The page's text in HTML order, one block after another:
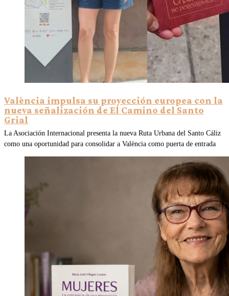
València impulsa su proyección europea con la
nueva señalización de El Camino del Santo
Grial
La Asociación Internacional presenta la nueva Ruta Urbana del Santo Cáliz
como una oportunidad para consolidar a València como puerta de entrada